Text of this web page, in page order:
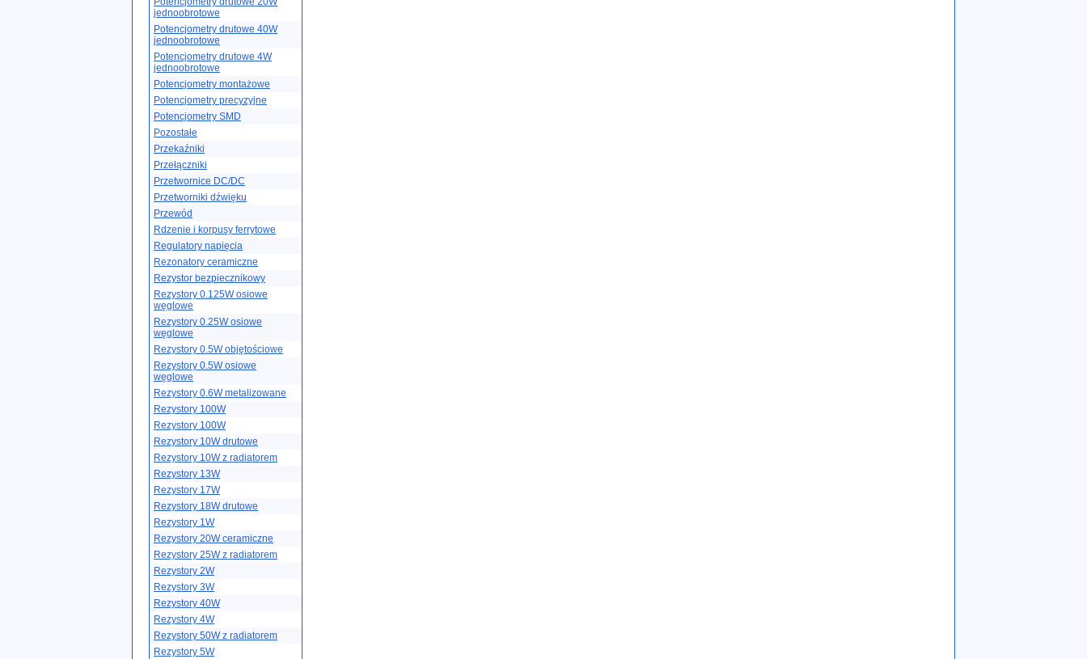
jednoobrotowe
Potencjometry drutowe 40W
jednoobrotowe
Potencjometry drutowe 4W
jednoobrotowe
Potencjometry montażowe
Potencjometry precyzyjne
Potencjometry SMD
Pozostałe
Przekaźniki
Przełączniki
Przetwornice DC/DC
Przetworniki dźwięku
Przewód
Rdzenie i korpusy ferrytowe
Regulatory napięcia
Rezonatory ceramiczne
Rezystor bezpiecznikowy
Rezystory 0.125W osiowe
węglowe
Rezystory 0.25W osiowe
węglowe
Rezystory 0.5W objętościowe
Rezystory 0.5W osiowe
węglowe
Rezystory 0.6W metalizowane
Rezystory 100W
Rezystory 100W
Rezystory 10W drutowe
Rezystory 10W z radiatorem
Rezystory 13W
Rezystory 17W
Rezystory 18W drutowe
Rezystory 1W
Rezystory 20W ceramiczne
Rezystory 25W z radiatorem
Rezystory 2W
Rezystory 3W
Rezystory 40W
Rezystory 4W
Rezystory 50W z radiatorem
Rezystory 5W